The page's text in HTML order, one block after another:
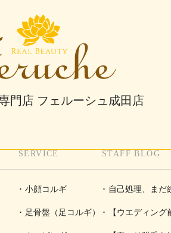
門店 フェルーシュ成田店
SERVICE
小顔コルギ
足骨盤（足コルギ）
STAFF BLOG
自己処理、まだ
こそ脱毛を始め
【ウエディン